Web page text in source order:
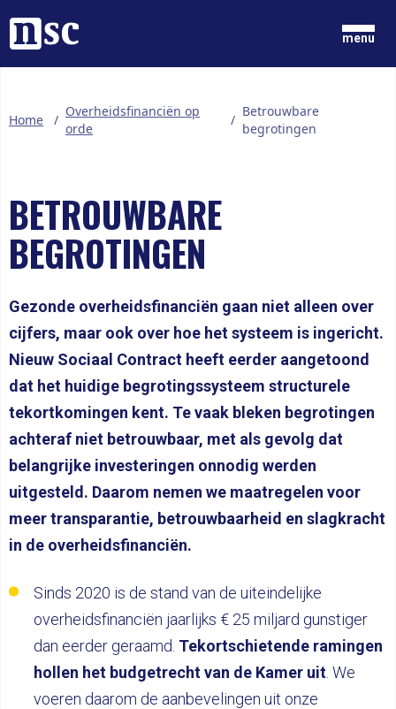
Home
menu
GRONDGEDACHTEN
NIEUWS
DOE MEE
LID WORDEN
Home /
Overheidsfinanciën op
orde
/
Betrouwbare
begrotingen
BETROUWBARE
BEGROTINGEN
Gezonde overheidsfinanciën gaan niet alleen over
cijfers, maar ook over hoe het systeem is ingericht.
Nieuw Sociaal Contract heeft eerder aangetoond
dat het huidige begrotingssysteem structurele
tekortkomingen kent. Te vaak bleken begrotingen
achteraf niet betrouwbaar, met als gevolg dat
belangrijke investeringen onnodig werden
uitgesteld. Daarom nemen we maatregelen voor
meer transparantie, betrouwbaarheid en slagkracht
in de overheidsfinanciën.
Sinds 2020 is de stand van de uiteindelijke
overheidsfinanciën jaarlijks € 25 miljard gunstiger
dan eerder geraamd. Tekortschietende ramingen
hollen het budgetrecht van de Kamer uit . We
voeren daarom de aanbevelingen uit onze